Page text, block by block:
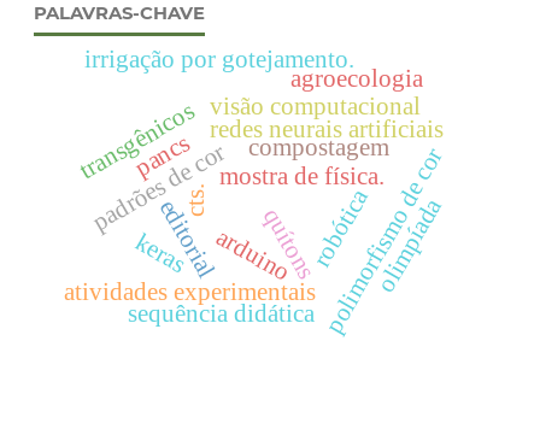
PALAVRAS-CHAVE
editorial
padrões de cor
atividades experimentais
mostra de física.
polimorfismo de cor
quítons olimpíada
robótica
redes neurais artificiais
visão computacional
keras
sequência didática
transgênicos
cts.
agroecologia
compostagem
irrigação por gotejamento.
arduino
pancs